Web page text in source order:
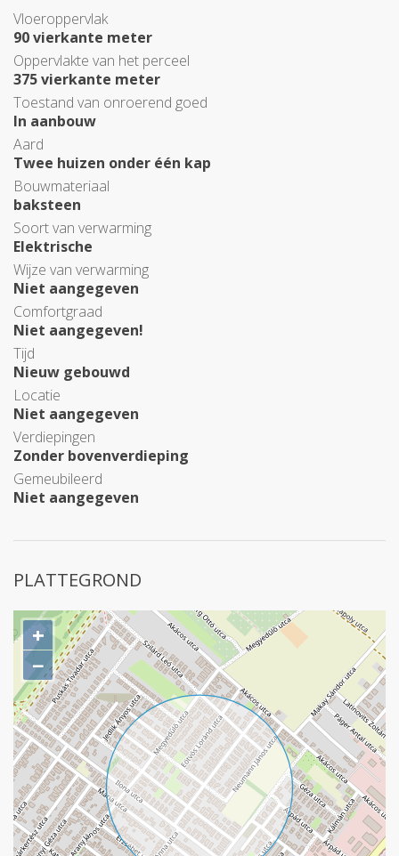
Vloeroppervlak
90 vierkante meter
Oppervlakte van het perceel
375 vierkante meter
Toestand van onroerend goed
In aanbouw
Aard
Twee huizen onder één kap
Bouwmateriaal
baksteen
Soort van verwarming
Elektrische
Wijze van verwarming
Niet aangegeven
Comfortgraad
Niet aangegeven!
Tijd
Nieuw gebouwd
Locatie
Niet aangegeven
Verdiepingen
Zonder bovenverdieping
Gemeubileerd
Niet aangegeven
PLATTEGROND
+
−